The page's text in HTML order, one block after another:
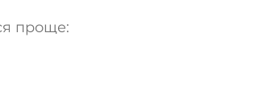
проще: